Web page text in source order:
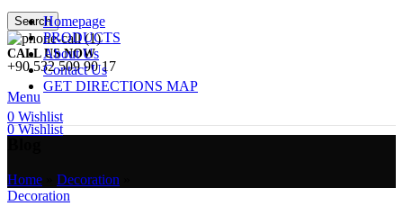
Search
CALL US NOW
+90 532 509 90 17
Menu
0Wishlist
Homepage
PRODUCTS
About Us
Contact Us
GET DIRECTIONS MAP
0 Wishlist
Home Decoration
Decoration